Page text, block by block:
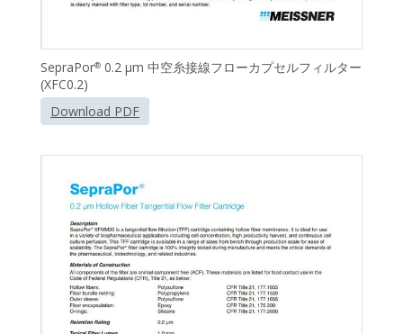
SepraPor® 0.2 μm 中空糸接線フローカプセルフィルター
(XFC0.2)
Download PDF